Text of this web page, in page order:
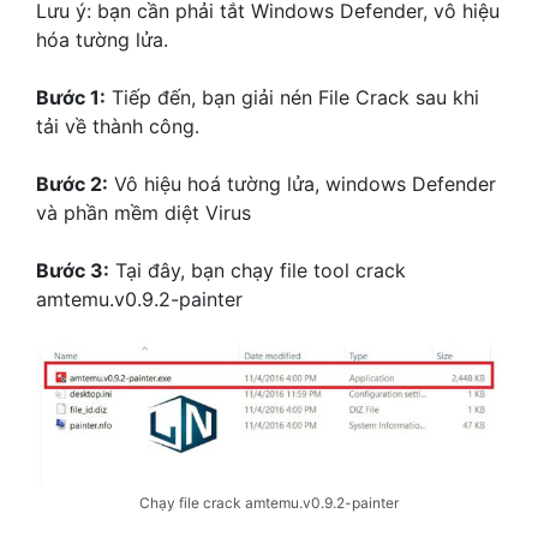
Lưu ý: bạn cần phải tắt Windows Defender, vô hiệu
hóa tường lửa.
Bước 1: Tiếp đến, bạn giải nén File Crack sau khi
tải về thành công.
Bước 2: Vô hiệu hoá tường lửa, windows Defender
và phần mềm diệt Virus
Bước 3: Tại đây, bạn chạy file tool crack
amtemu.v0.9.2-painter
Chạy file crack amtemu.v0.9.2-painter